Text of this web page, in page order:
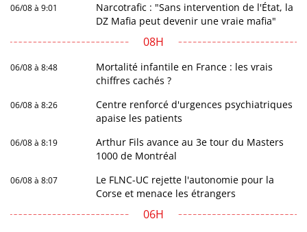
06/08 à 9:01
Narcotrafic : "Sans intervention de l'État, la
DZ Mafia peut devenir une vraie mafia"
08H
06/08 à 8:48
Mortalité infantile en France : les vrais
chiffres cachés ?
06/08 à 8:26
Centre renforcé d'urgences psychiatriques
apaise les patients
06/08 à 8:19
Arthur Fils avance au 3e tour du Masters
1000 de Montréal
06/08 à 8:07
Le FLNC-UC rejette l'autonomie pour la
Corse et menace les étrangers
06H